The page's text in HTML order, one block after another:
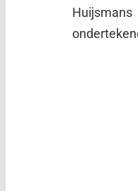
Huijsmans